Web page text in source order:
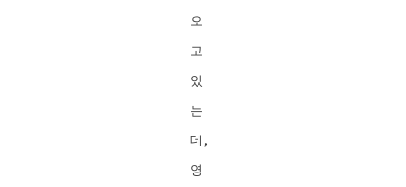
오
고
있
는
데,
영